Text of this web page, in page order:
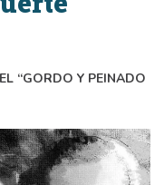
“GORDO Y PEINADO